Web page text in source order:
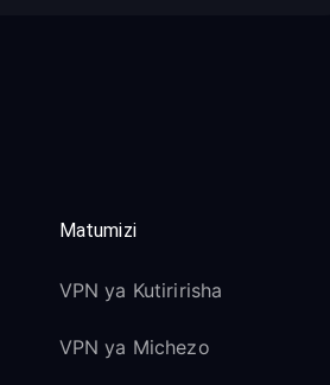
Matumizi
VPN ya Kutiririsha
VPN ya Michezo